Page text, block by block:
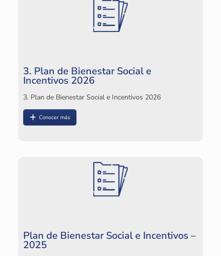
3. Plan de Bienestar Social e
Incentivos 2026
3. Plan de Bienestar Social e Incentivos 2026
Conocer más
Plan de Bienestar Social e Incentivos –
2025